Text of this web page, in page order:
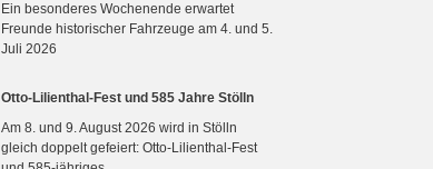
Ein besonderes Wochenende erwartet
Freunde historischer Fahrzeuge am 4. und 5.
Juli 2026
Otto-Lilienthal-Fest und 585 Jahre Stölln
Am 8. und 9. August 2026 wird in Stölln
gleich doppelt gefeiert: Otto-Lilienthal-Fest